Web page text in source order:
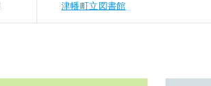
津幡町立図書館